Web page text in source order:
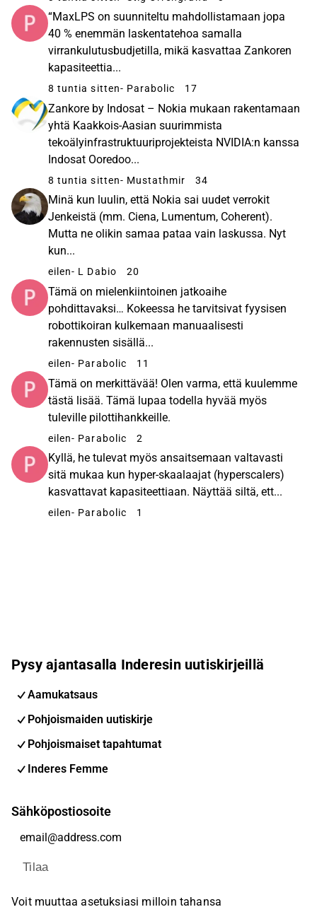
“MaxLPS on suunniteltu mahdollistamaan jopa
40 % enemmän laskentatehoa samalla
virrankulutusbudjetilla, mikä kasvattaa Zankoren
kapasiteettia...
8 tuntia sitten- Parabolic 17
Zankore by Indosat – Nokia mukaan rakentamaan
yhtä Kaakkois-Aasian suurimmista
tekoälyinfrastruktuuriprojekteista NVIDIA:n kanssa
Indosat Ooredoo...
8 tuntia sitten- Mustathmir 34
Minä kun luulin, että Nokia sai uudet verrokit
Jenkeistä (mm. Ciena, Lumentum, Coherent).
Mutta ne olikin samaa pataa vain laskussa. Nyt
kun...
eilen- L Dabio 20
Tämä on mielenkiintoinen jatkoaihe
pohdittavaksi… Kokeessa he tarvitsivat fyysisen
robottikoiran kulkemaan manuaalisesti
rakennusten sisällä...
eilen- Parabolic 11
Tämä on merkittävää! Olen varma, että kuulemme
tästä lisää. Tämä lupaa todella hyvää myös
tuleville pilottihankkeille.
eilen- Parabolic 2
Kyllä, he tulevat myös ansaitsemaan valtavasti
sitä mukaa kun hyper-skaalaajat (hyperscalers)
kasvattavat kapasiteettiaan. Näyttää siltä, ett...
eilen- Parabolic 1
Pysy ajantasalla Inderesin uutiskirjeillä
Aamukatsaus
Pohjoismaiden uutiskirje
Pohjoismaiset tapahtumat
Inderes Femme
Sähköpostiosoite
Tilaa
Voit muuttaa asetuksiasi milloin tahansa